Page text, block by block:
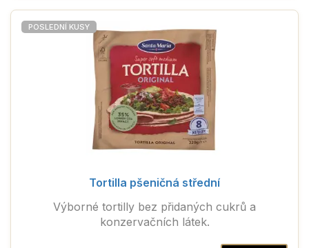
POSLEDNÍ KUSY
Tortilla pšeničná střední
Výborné tortilly bez přidaných cukrů a
konzervačních látek.